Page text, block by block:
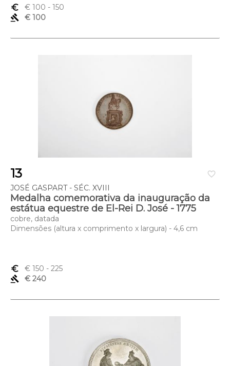
euro_symbol € 100 - 150
gavel
€ 100
favorite_border
13
JOSÉ GASPART - SÉC. XVIII
Medalha comemorativa da inauguração da
estátua equestre de El-Rei D. José - 1775
cobre, datada
Dimensões (altura x comprimento x largura) - 4,6 cm
euro_symbol € 150 - 225
gavel
€ 240